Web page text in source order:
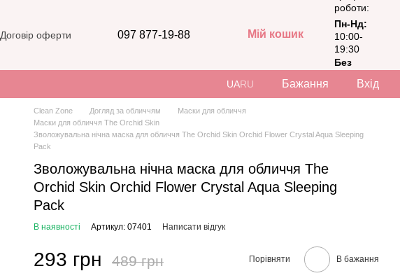
Договір оферти
097 877-19-88 Мій кошик
роботи:
Пн-Нд:
10:00-
19:30
Без
UARU Бажання Вхід
Clean Zone Догляд за обличчям
Маски для обличчя
Маски для обличчя The Orchid Skin
Зволожувальна нічна маска для обличчя The Orchid Skin Orchid Flower Crystal Aqua Sleeping
Pack
Зволожувальна нічна маска для обличчя The
Orchid Skin Orchid Flower Crystal Aqua Sleeping
Pack
В наявності Артикул: 07401 Написати відгук
293 грн 489 грн Порівняти В бажання